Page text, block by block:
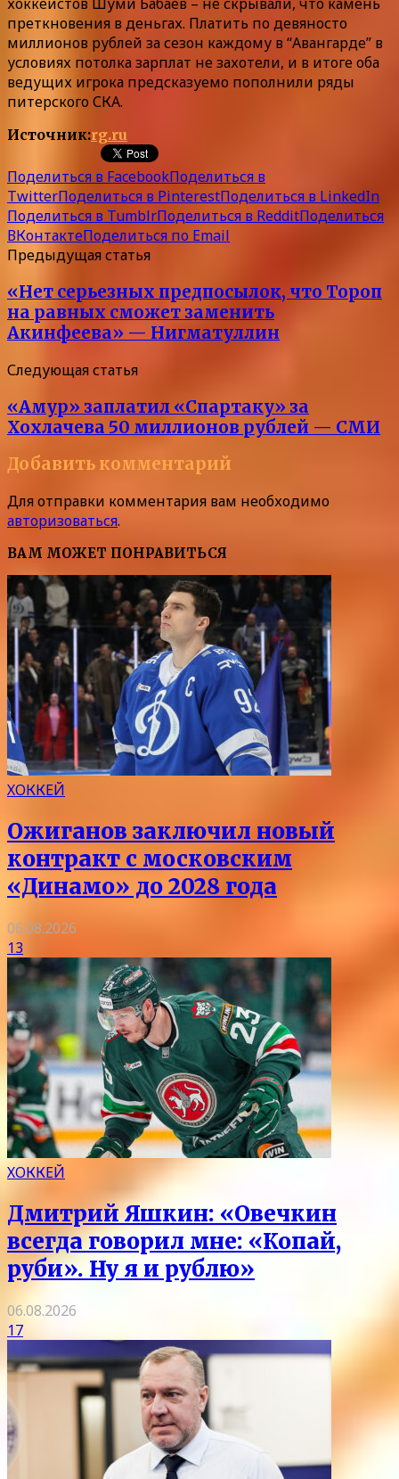
преткновения в деньгах. Платить по девяносто
миллионов рублей за сезон каждому в “Авангарде” в
условиях потолка зарплат не захотели, и в итоге оба
ведущих игрока предсказуемо пополнили ряды
питерского СКА.
Источник:rg.ru
Поделиться в FacebookПоделиться в
TwitterПоделиться в PinterestПоделиться в LinkedIn
Поделиться в TumblrПоделиться в RedditПоделиться
ВКонтактеПоделиться по Email
Предыдущая статья
«Нет серьезных предпосылок, что Тороп
на равных сможет заменить
Акинфеева» — Нигматуллин
Следующая статья
«Амур» заплатил «Спартаку» за
Хохлачева 50 миллионов рублей — СМИ
Добавить комментарий
Для отправки комментария вам необходимо
авторизоваться.
ВАМ МОЖЕТ ПОНРАВИТЬСЯ
ХОККЕЙ
Ожиганов заключил новый
контракт с московским
«Динамо» до 2028 года
06.08.2026
13
ХОККЕЙ
Дмитрий Яшкин: «Овечкин
всегда говорил мне: «Копай,
руби». Ну я и рублю»
06.08.2026
17